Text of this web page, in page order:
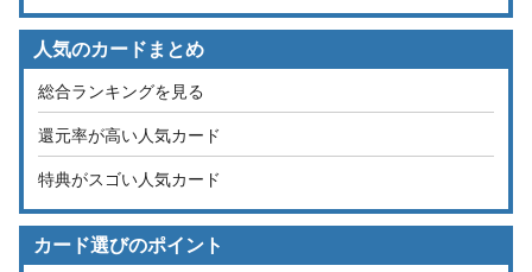
人気のカードまとめ
総合ランキングを見る
還元率が高い人気カード
特典がスゴい人気カード
カード選びのポイント